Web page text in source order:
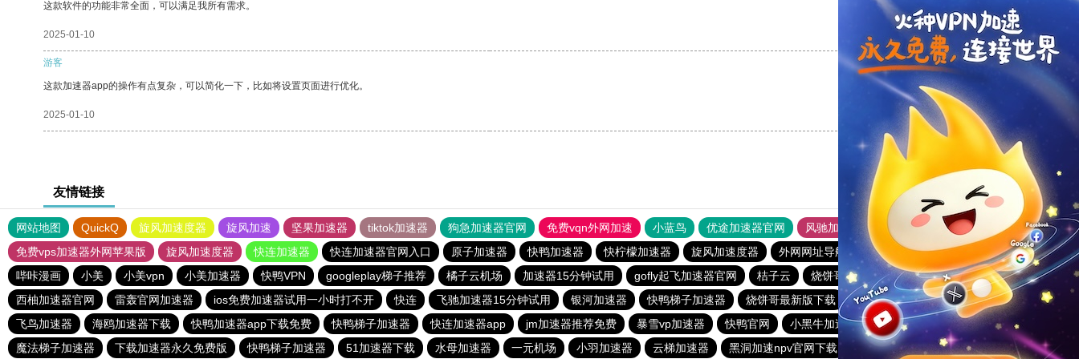
这款软件的功能非常全面，可以满足我所有需求。
2025-01-10 支持 [0] 反对 [0]
游客
这款加速器app的操作有点复杂，可以简化一下，比如将设置页面进行优化。
2025-01-10 支持
友情链接
网站地图 QuickQ 旋风加速度器 旋风加速 坚果加速器 tiktok加速器 狗急加速器官网 免费vqn外网加速 小蓝鸟 优途加速器官网 风驰加速器
旋风加速器
免费vps加速器外网苹果版
旋风加速度器 快连加速器 快连加速器官网入口 原子加速器 快鸭加速器 快柠檬加速器 旋风加速度器 外网网址导航 软件中心 雷霆加速
狂飙加速器
哔咔漫画
小美 小美vpn 小美加速器 快鸭VPN googleplay梯子推荐 橘子云机场 加速器15分钟试用 gofly起飞加速器官网 桔子云 烧饼哥加速器
哔咔漫画加速器
西柚加速器官网
雷轰官网加速器 ios免费加速器试用一小时打不开 快连 飞驰加速器15分钟试用 银河加速器 快鸭梯子加速器 烧饼哥最新版下载 爬墙专用加速器
快柠檬加速器
飞鸟加速器
海鸥加速器下载 快鸭加速器app下载免费 快鸭梯子加速器 快连加速器app jm加速器推荐免费 暴雪vp加速器 快鸭官网 小黑牛加速器 番石榴加速器
雷轰加速器
魔法梯子加速器
下载加速器永久免费版 快鸭梯子加速器 51加速器下载 水母加速器 一元机场 小羽加速器 云梯加速器 黑洞加速npv官网下载 啊哈加速器app ikuuu